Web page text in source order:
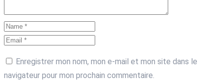
Enregistrer mon nom, mon e-mail et mon site dans le
navigateur pour mon prochain commentaire.